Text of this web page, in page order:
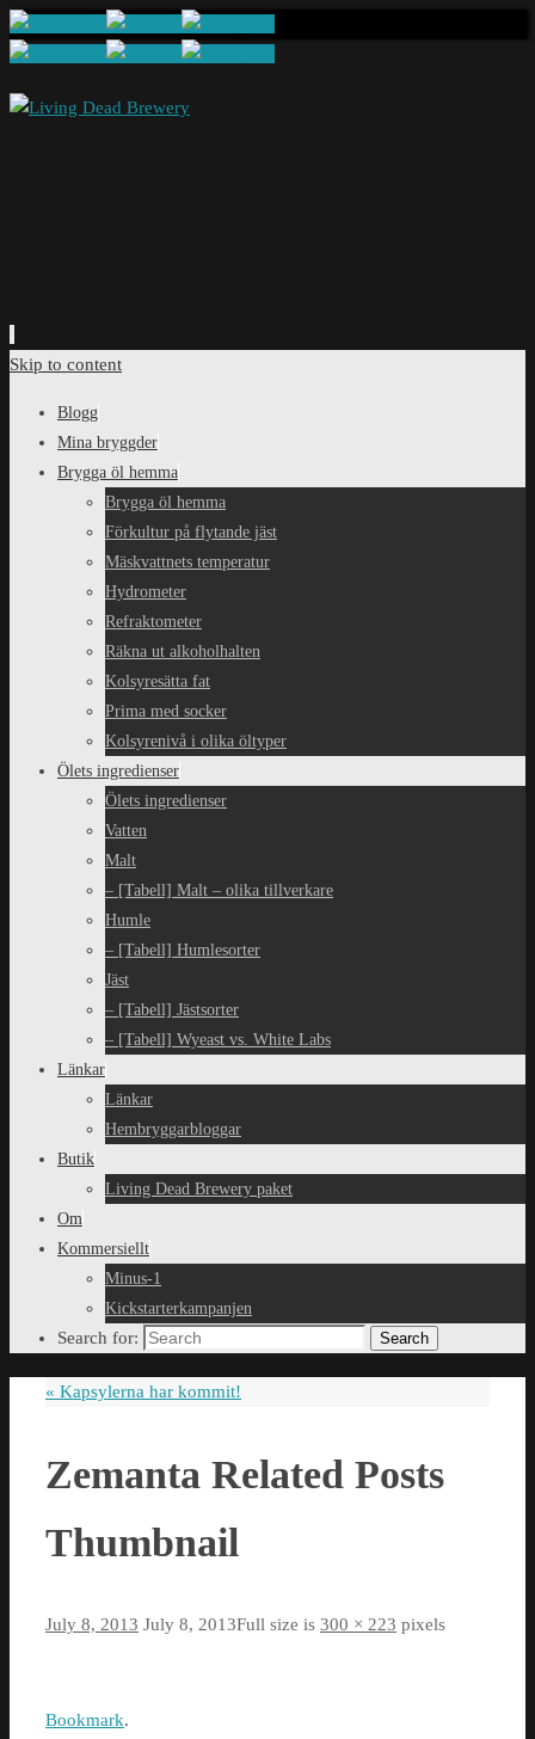
Skip to content
Blogg
Mina bryggder
Brygga öl hemma
Brygga öl hemma
Förkultur på flytande jäst
Mäskvattnets temperatur
Hydrometer
Refraktometer
Räkna ut alkoholhalten
Kolsyresätta fat
Prima med socker
Kolsyrenivå i olika öltyper
Ölets ingredienser
Ölets ingredienser
Vatten
Malt
– [Tabell] Malt – olika tillverkare
Humle
– [Tabell] Humlesorter
Jäst
– [Tabell] Jästsorter
– [Tabell] Wyeast vs. White Labs
Länkar
Länkar
Hembryggarbloggar
Butik
Living Dead Brewery paket
Om
Kommersiellt
Minus-1
Kickstarterkampanjen
Search for: Search
« Kapsylerna har kommit!
Zemanta Related Posts
Thumbnail
July 8, 2013 July 8, 2013Full size is 300 × 223 pixels
Bookmark.